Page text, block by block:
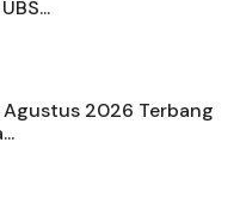
Agustus 2026 Terbang